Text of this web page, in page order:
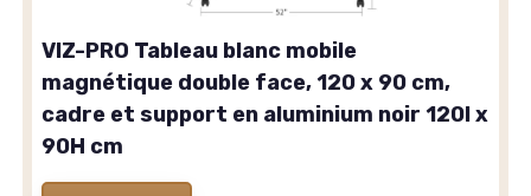
VIZ-PRO Tableau blanc mobile
magnétique double face, 120 x 90 cm,
cadre et support en aluminium noir 120l x
90H cm